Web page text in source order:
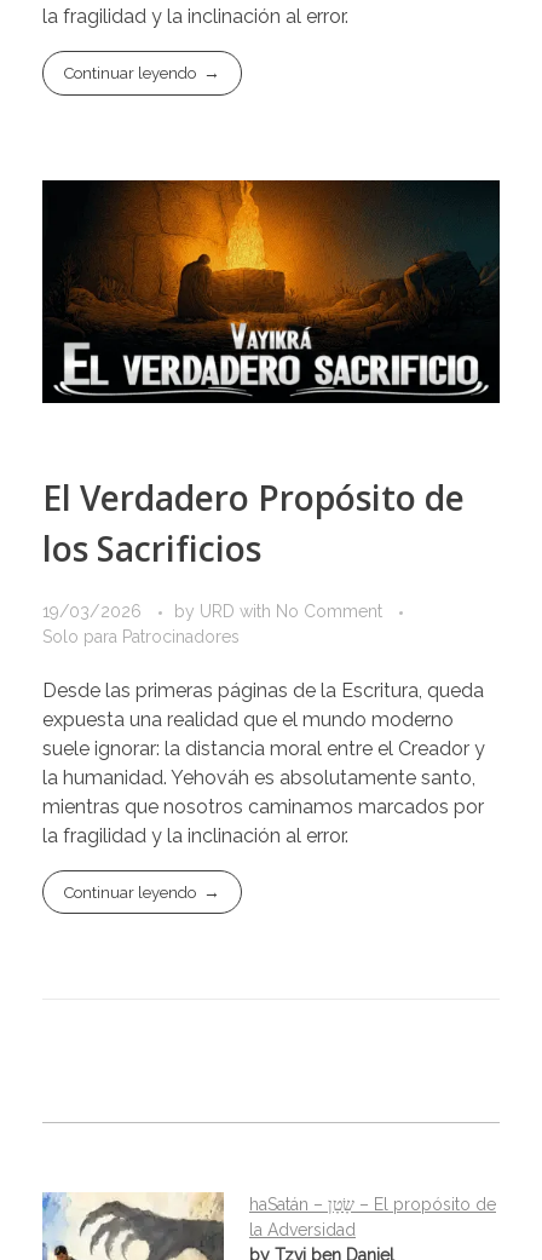
la fragilidad y la inclinación al error.
Continuar leyendo
El Verdadero Propósito de
los Sacrificios
19/03/2026 by URD with No Comment
Solo para Patrocinadores
Desde las primeras páginas de la Escritura, queda
expuesta una realidad que el mundo moderno
suele ignorar: la distancia moral entre el Creador y
la humanidad. Yehováh es absolutamente santo,
mientras que nosotros caminamos marcados por
la fragilidad y la inclinación al error.
Continuar leyendo
haSatán – שָׂטָן – El propósito de
la Adversidad
by Tzvi ben Daniel